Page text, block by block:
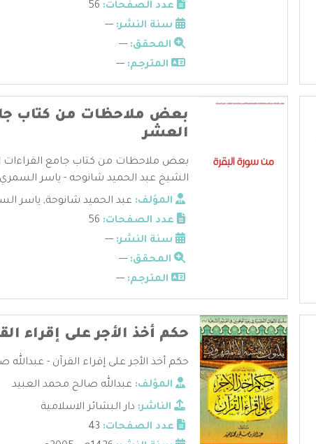
عدد الصفحات:
سنة النشر: ---
المحقق: ---
المترجم: ---
بعض ملاحظات من كتاب
العشر
بعض ملاحظات من كتاب جامع القراءات
الشيخ عبد الحميد شانوحه - ياسر
المؤلف: عبد الحميد شانوحة, ياسر
عدد الصفحات:
سنة النشر: ---
المحقق: ---
المترجم: ---
حكم أخذ الأجر على إقراء
حكم أخذ الأجر على إقراء القرآن -
المؤلف: عبدالله صالح محمد العبيد
الناشر: دار البشائر الاسلامية
عدد الصفحات: